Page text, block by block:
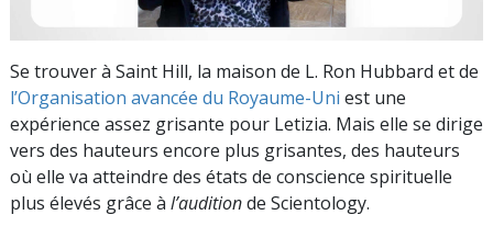
Se trouver à Saint Hill, la maison de L. Ron Hubbard et de
l’Organisation avancée du Royaume-Uni est une
expérience assez grisante pour Letizia. Mais elle se dirige
vers des hauteurs encore plus grisantes, des hauteurs
où elle va atteindre des états de conscience spirituelle
plus élevés grâce à l’auditionde Scientology.